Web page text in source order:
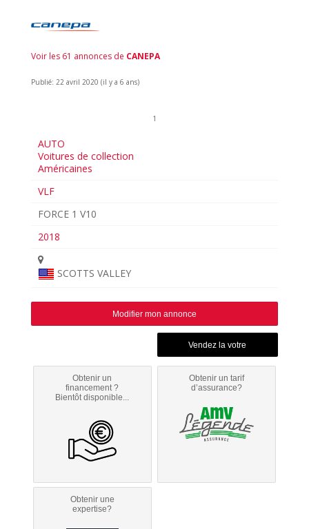
Voir les 61 annonces de CANEPA
Publié: 22 avril 2020 (il y a 6 ans)
1
AUTO
Voitures de collection
Américaines
VLF
FORCE 1 V10
2018
SCOTTS VALLEY
Modifier mon annonce
Obtenir un
financement ?
Bientôt disponible...
Obtenir un tarif
d’assurance?
Obtenir une
expertise?